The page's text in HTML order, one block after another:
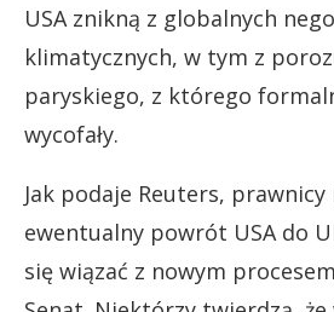
USA znikną z globalnych
klimatycznych, w tym z
paryskiego, z którego
wycofały.
Jak podaje Reuters,
ewentualny powrót USA do
się wiązać z nowym